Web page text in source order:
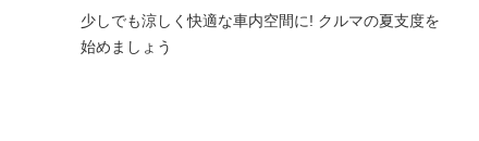
少しでも涼しく快適な車内空間に! クルマの夏支度を
始めましょう